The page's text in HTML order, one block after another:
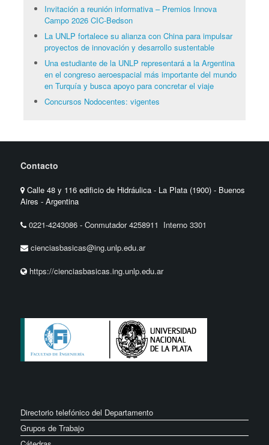
Invitación a reunión informativa – Premios Innova
Campo 2026 CIC-Bedson
La UNLP fortalece su alianza con China para impulsar
proyectos de innovación y desarrollo sustentable
Una estudiante de la UNLP representará a la Argentina
en el congreso aeroespacial más importante del mundo
en Turquía y busca apoyo para concretar el viaje
Concursos Nodocentes: vigentes
Contacto
Calle 48 y 116 edificio de Hidráulica - La Plata (1900) - Buenos
Aires - Argentina
0221-4243086 -Conmutador 4258911 Interno 3301
cienciasbasicas@ing.unlp.edu.ar
https://cienciasbasicas.ing.unlp.edu.ar
Directorio telefónico del Departamento
Grupos de Trabajo